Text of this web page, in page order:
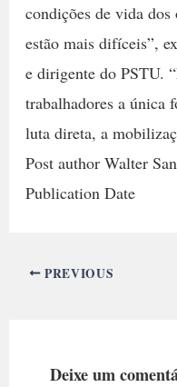
condições de vida
estão mais difíceis”,
e dirigente do PSTU.
trabalhadores a única
luta direta, a
Post author Walter
Publication Date
PREVIOUS
Deixe um